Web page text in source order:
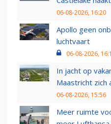
06-08-2026, 16:20
Apollo geen
luchtvaart
06-08-2026,
In jacht op
Maastricht zich
06-08-2026, 15:56
Meer ruimte